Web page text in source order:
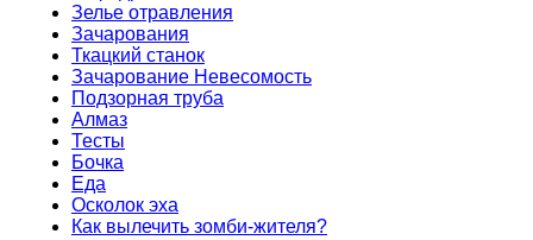
Зелье отравления
Зачарования
Ткацкий станок
Зачарование Невесомость
Подзорная труба
Алмаз
Тесты
Бочка
Еда
Осколок эха
Как вылечить зомби-жителя?